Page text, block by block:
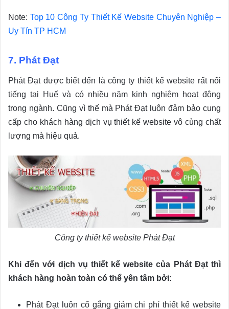
Note: Top 10 Công Ty Thiết Kế Website Chuyên Nghiệp –
Uy Tín TP HCM
7. Phát Đạt
Phát Đạt được biết đến là công ty thiết kế website rất nổi
tiếng tại Huế và có nhiều năm kinh nghiệm hoạt động
trong ngành. Cũng vì thế mà Phát Đạt luôn đảm bảo cung
cấp cho khách hàng dịch vụ thiết kế website vô cùng chất
lượng mà hiệu quả.
Công ty thiết kế website Phát Đạt
Khi đến với dịch vụ thiết kế website của Phát Đạt thì
khách hàng hoàn toàn có thể yên tâm bởi:
Phát Đạt luôn cố gắng giảm chi phí thiết kế website